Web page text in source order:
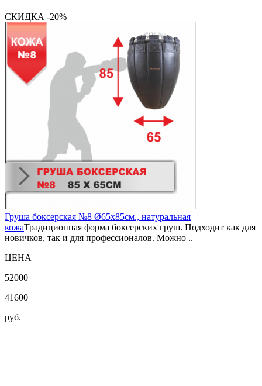
СКИДКА -20%
Груша боксерская №8 Ø65х85см., натуральная
кожаТрадиционная форма боксерских груш. Подходит как для
новичков, так и для профессионалов. Можно ..
ЦЕНА
52000
41600
руб.